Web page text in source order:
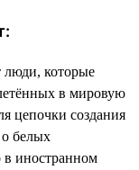
люди, которые
в мировую
цепочки создания
белых
в иностранном